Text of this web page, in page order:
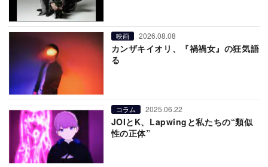
映画 2026.08.08
カンザキイオリ、『禍禍女』の狂気語
る
コラム 2025.06.22
JOIとK、Lapwingと私たちの“類似
性の正体”